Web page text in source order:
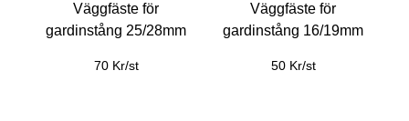
Väggfäste för
gardinstång 25/28mm
70 Kr/st
Väggfäste för
gardinstång 16/19mm
50 Kr/st